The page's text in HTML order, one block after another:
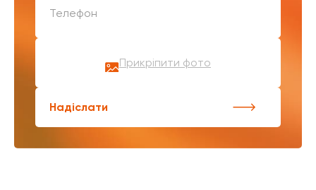
Прикріпити фото
Надіслати